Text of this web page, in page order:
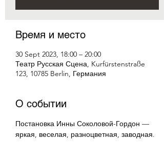
Время и место
30 Sept 2023, 18:00 – 20:00
Театр Русская Сцена, Kurfürstenstraße
123, 10785 Berlin, Германия
О событии
Постановка Инны Соколовой-Гордон —
яркая, веселая, разноцветная, заводная.